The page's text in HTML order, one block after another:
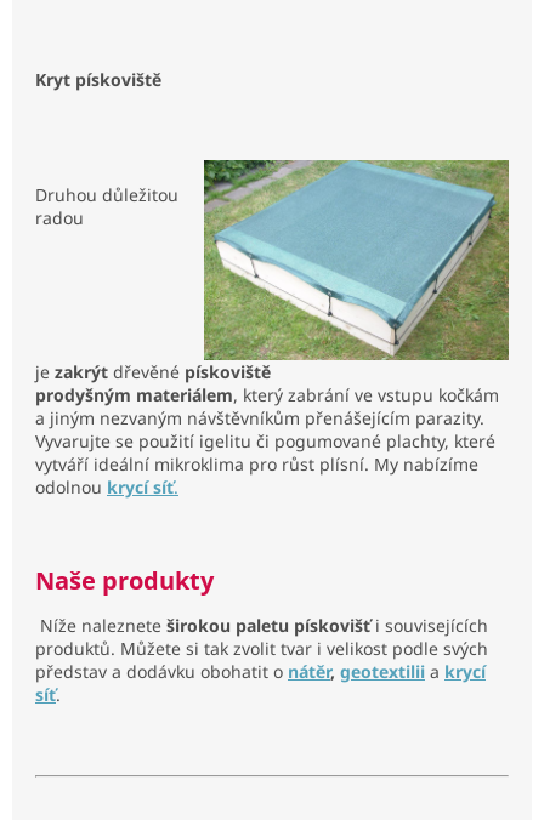
Kryt pískoviště
Druhou důležitou
radou
je zakrýt dřevěné pískoviště
prodyšným materiálem, který zabrání ve vstupu kočkám
a jiným nezvaným návštěvníkům přenášejícím parazity.
Vyvarujte se použití igelitu či pogumované plachty, které
vytváří ideální mikroklima pro růst plísní. My nabízíme
odolnou krycí síť.
Naše produkty
Níže naleznete širokou paletu pískovišťi souvisejících
produktů. Můžete si tak zvolit tvar i velikost podle svých
představ a dodávku obohatit o nátěr, geotextilii a krycí
síť.